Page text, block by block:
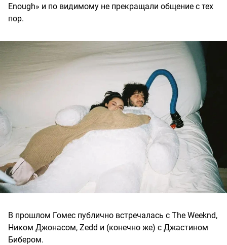
Enough» и по видимому не прекращали общение с тех
пор.
В прошлом Гомес публично встречалась с The Weeknd,
Ником Джонасом, Zedd и (конечно же) с Джастином
Бибером.